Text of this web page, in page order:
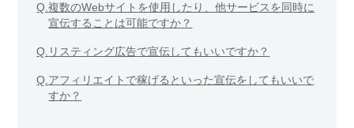
Q.複数のWebサイトを使用したり、他サービスを同時に
宣伝することは可能ですか？
Q. リスティング広告で宣伝してもいいですか？
Q. アフィリエイトで稼げるといった宣伝をしてもいいで
すか？